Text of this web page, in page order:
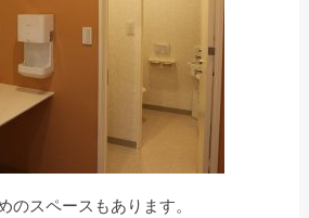
のスペースもあります。